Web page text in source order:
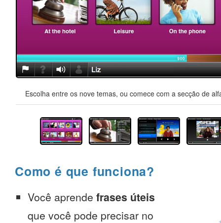
Escolha entre os nove temas, ou comece com a secção de
Como é que funciona?
Você aprende frases úteis
que você pode precisar no